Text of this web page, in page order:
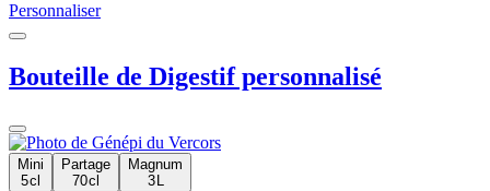
Personnaliser
Bouteille de Digestif personnalisé
Mini
5 cl
Partage
70 cl
Magnum
3 L